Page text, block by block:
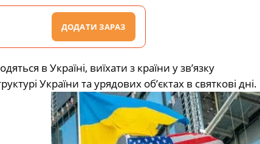
ДОДАТИ ЗАРАЗ
в Україні, виїхати з країни у зв’язку
України та урядових об’єктах в святкові дні.